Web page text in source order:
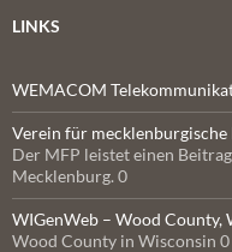
LINKS
WEMACOM
Verein für mecklenburgische
Der MFP leistet einen
Mecklenburg. 0
WIGenWeb – Wood County,
Wood County in Wisconsin 0